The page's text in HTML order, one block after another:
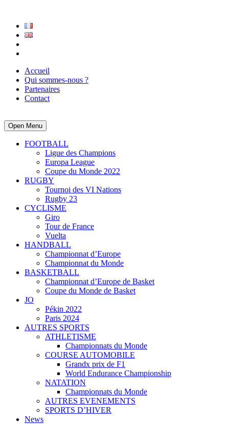
Accueil
Qui sommes-nous ?
Partenaires
Contact
Open Menu
FOOTBALL
Ligue des Champions
Europa League
Coupe du Monde 2022
RUGBY
Tournoi des VI Nations
Rugby 23
CYCLISME
Giro
Tour de France
Vuelta
HANDBALL
Championnat d’Europe
Championnat du Monde
BASKETBALL
Championnat d’Europe de Basket
Coupe du Monde de Basket
JO
Pékin 2022
Paris 2024
AUTRES SPORTS
ATHLETISME
Championnats du Monde
COURSE AUTOMOBILE
Grandx prix de F1
World Endurance Championship
NATATION
Championnats du Monde
AUTRES EVENEMENTS
SPORTS D’HIVER
News